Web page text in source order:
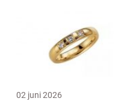
02 juni 2026